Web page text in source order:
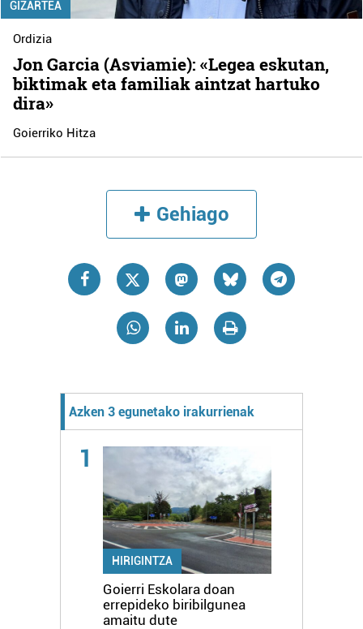
GIZARTEA
Ordizia
Jon Garcia (Asviamie): «Legea eskutan,
biktimak eta familiak aintzat hartuko
dira»
Goierriko Hitza
Gehiago
Azken 3 egunetako irakurrienak
1
HIRIGINTZA
Goierri Eskolara doan
errepideko biribilgunea
amaitu dute